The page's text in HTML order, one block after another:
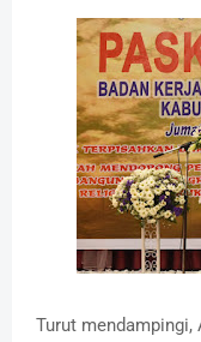
Turut mendampingi,